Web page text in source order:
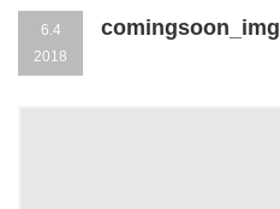
6.4
2018
comingsoon_img